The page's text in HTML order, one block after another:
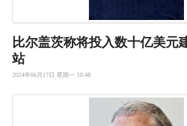
比尔盖茨称将投入数十亿美元
站
2024年06月17日 星期一 10:48